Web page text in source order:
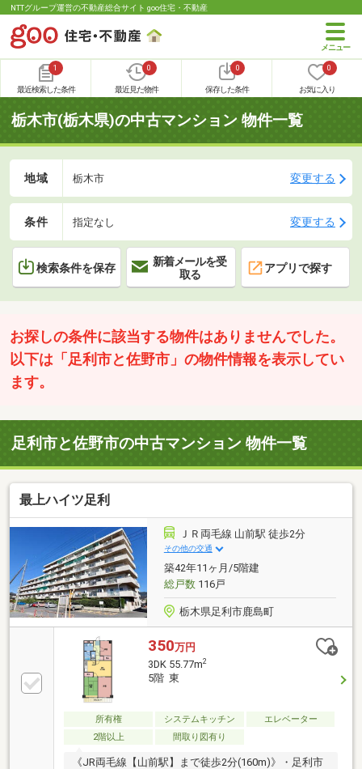
NTTグループ運営の不動産総合サイト goo住宅・不動産
1
最近検索した条件
0
最近見た物件
0
保存した条件
0
お気に入り
栃木市(栃木県)の中古マンション 物件一覧
地域 栃木市 変更する
条件 指定なし 変更する
検索条件を保存
新着メールを受
取る
アプリで探す
お探しの条件に該当する物件はありませんでした。
以下は「足利市と佐野市」の物件情報を表示してい
ます。
足利市と佐野市の中古マンション 物件一覧
最上ハイツ足利
ＪＲ両毛線 山前駅 徒歩2分
その他の交通
築42年11ヶ月/5階建
総戸数116戸
栃木県足利市鹿島町
350万円
3DK 55.77m2
5階 東
所有権 システムキッチン
エレベーター
2階以上
間取り図有り
《JR両毛線【山前駅】まで徒歩2分(160m)》・足利市